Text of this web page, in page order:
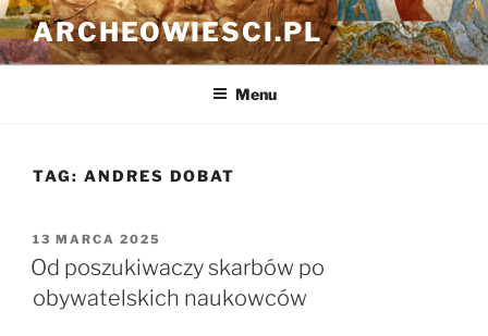
Przejdź
do
treści
ARCHEOWIESCI.PL
Menu
TAG: ANDRES DOBAT
OPUBLIKOWANE
W
13 MARCA 2025
Od poszukiwaczy skarbów po
obywatelskich naukowców